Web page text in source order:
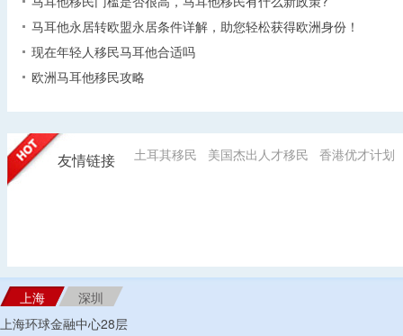
马耳他永居转欧盟永居条件详解，助您轻松获得欧洲身份！
现在年轻人移民马耳他合适吗
欧洲马耳他移民攻略
友情链接 土耳其移民 美国杰出人才移民 香港优才计划
上海
深圳
上海环球金融中心28层